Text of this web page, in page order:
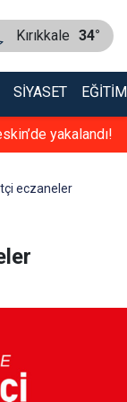
Kırıkkale 34°
SIYASET EĞITIM
yakalandı!
eczaneler